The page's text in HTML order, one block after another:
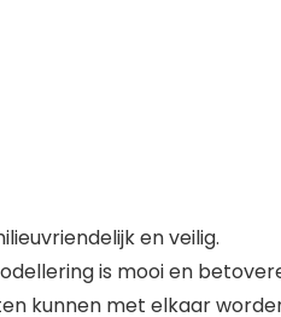
en veilig.
is mooi en
kunnen met elkaar